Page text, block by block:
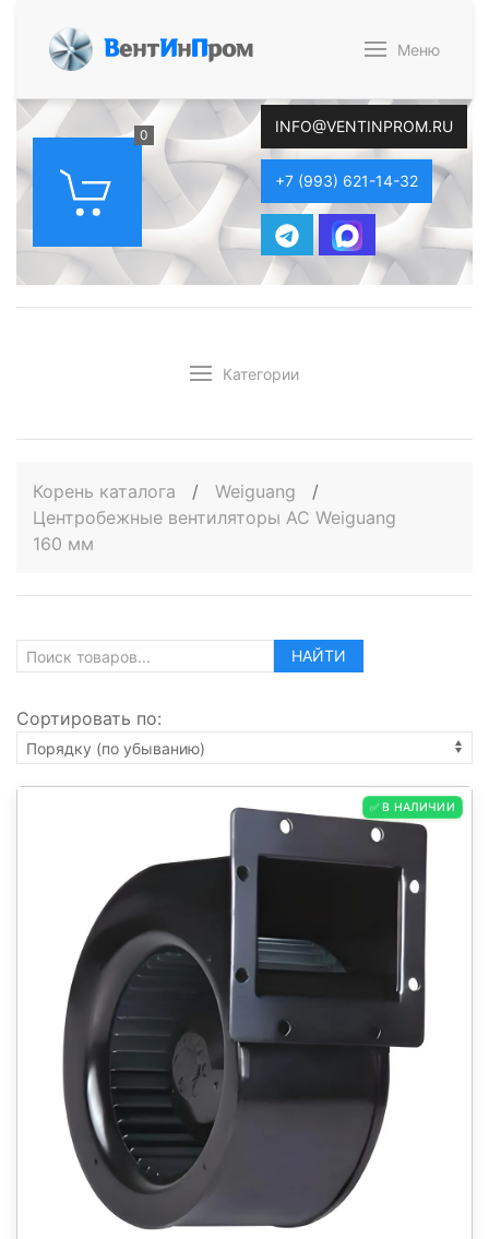
ВентИнПром Меню
0 INFO@VENTINPROM.RU
+7 (993) 621-14-32
Категории
Корень каталога / Weiguang
/
Центробежные вентиляторы AC Weiguang
160 мм
НАЙТИ
Сортировать по:
✅ В НАЛИЧИИ